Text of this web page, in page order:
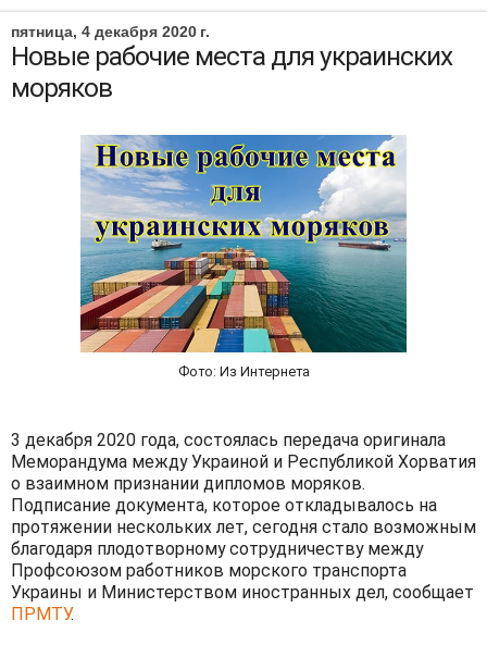
пятница, 4 декабря 2020 г.
Новые рабочие места для украинских
моряков
Фото: Из Интернета
3 декабря 2020 года, состоялась передача оригинала
Меморандума между Украиной и Республикой Хорватия
о взаимном признании дипломов моряков.
Подписание документа, которое откладывалось на
протяжении нескольких лет, сегодня стало возможным
благодаря плодотворному сотрудничеству между
Профсоюзом работников морского транспорта
Украины и Министерством иностранных дел, сообщает
ПРМТУ.